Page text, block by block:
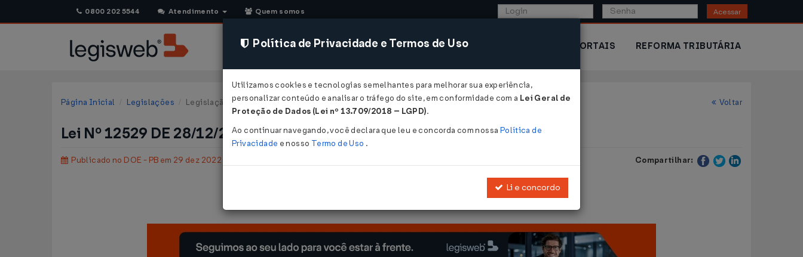
0800 202 5544 Atendimento Quem somos Acessar
CONSULTORIA SISTEMAS COMÉRCIO EXTERIOR PORTAIS REFORMA TRIBUTÁRIA
Página Inicial Legislações Legislação Estadual - Paraíba Voltar
Lei Nº 12529 DE 28/12/2022
Publicado no DOE - PB em 29 dez 2022 Compartilhar:
Dá nova redação ao art. 4º da Lei nº 9.669 , de 14 de março de 2012.
Política de Privacidade e Termos de Uso
Utilizamos cookies e tecnologias semelhantes para melhorar sua experiência,
personalizar conteúdo e analisar o tráfego do site, em conformidade com a Lei Geral de
Proteção de Dados (Lei nº 13.709/2018 – LGPD).
Ao continuar navegando, você declara que leu e concorda com nossa Política de
Privacidade e nosso Termo de Uso .
Li e concordo